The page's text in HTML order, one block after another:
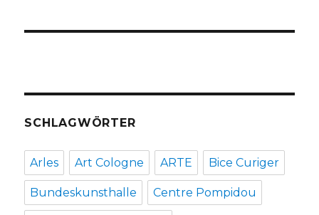
SCHLAGWÖRTER
Arles Art Cologne ARTE Bice Curiger
Bundeskunsthalle Centre Pompidou